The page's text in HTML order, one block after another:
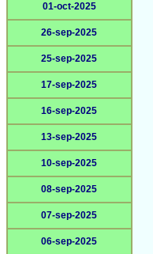
01-oct-2025
26-sep-2025
25-sep-2025
17-sep-2025
16-sep-2025
13-sep-2025
10-sep-2025
08-sep-2025
07-sep-2025
06-sep-2025